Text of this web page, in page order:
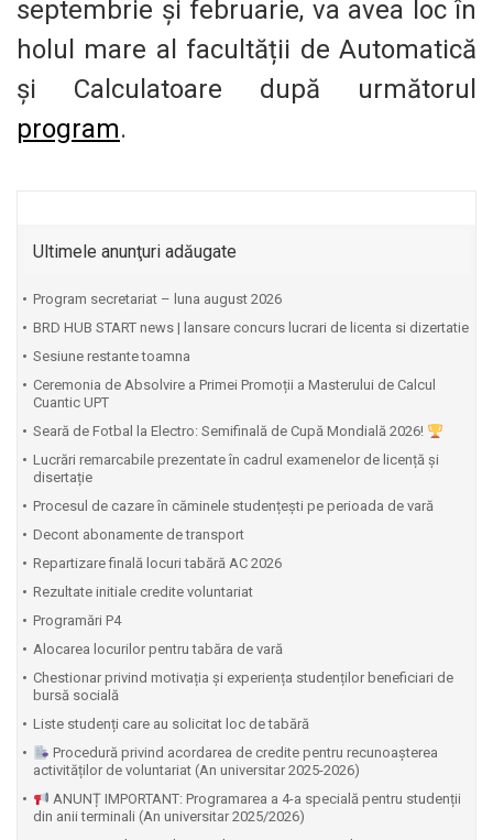
septembrie și februarie, va avea loc în
holul mare al facultății de Automatică
și Calculatoare după următorul
program.
Ultimele anunţuri adăugate
Program secretariat – luna august 2026
BRD HUB START news | lansare concurs lucrari de licenta si dizertatie
Sesiune restante toamna
Ceremonia de Absolvire a Primei Promoții a Masterului de Calcul
Cuantic UPT
⁠Seară de Fotbal la Electro: Semifinală de Cupă Mondială 2026!
Lucrări remarcabile prezentate în cadrul examenelor de licență și
disertație
Procesul de cazare în căminele studențești pe perioada de vară
Decont abonamente de transport
Repartizare finală locuri tabără AC 2026
Rezultate initiale credite voluntariat
Programări P4
Alocarea locurilor pentru tabăra de vară
Chestionar privind motivația și experiența studenților beneficiari de
bursă socială
Liste studenți care au solicitat loc de tabără
Procedură privind acordarea de credite pentru recunoașterea
activităților de voluntariat (An universitar 2025-2026)
ANUNȚ IMPORTANT: Programarea a 4-a specială pentru studenții
din anii terminali (An universitar 2025/2026)